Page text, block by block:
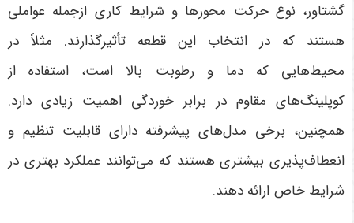
گشتاور، نوع حرکت محورها و شرایط کاری ازجمله عواملی
هستند که در انتخاب این قطعه تأثیرگذارند. مثلاً در
محیط‌هایی که دما و رطوبت بالا است، استفاده از
کوپلینگ‌های مقاوم در برابر خوردگی اهمیت زیادی دارد.
همچنین، برخی مدل‌های پیشرفته دارای قابلیت تنظیم و
انعطاف‌پذیری بیشتری هستند که می‌توانند عملکرد بهتری در
شرایط خاص ارائه دهند.